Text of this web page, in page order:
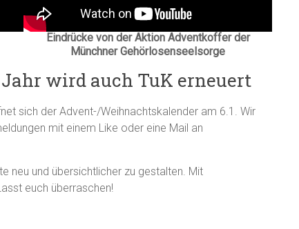
Eindrücke von der Aktion Adventkoffer der
Münchner Gehörlosenseelsorge
wird auch TuK erneuert
sich der Advent-/Weihnachtskalender am 6.1. Wir
mit einem Like oder eine Mail an
neu und übersichtlicher zu gestalten. Mit
euch überraschen!